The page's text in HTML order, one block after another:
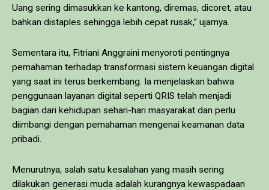
Uang sering dimasukkan ke kantong, diremas, dicoret, atau
bahkan distaples sehingga lebih cepat rusak,” ujarnya.
Sementara itu, Fitriani Anggraini menyoroti pentingnya
pemahaman terhadap transformasi sistem keuangan digital
yang saat ini terus berkembang. Ia menjelaskan bahwa
penggunaan layanan digital seperti QRIS telah menjadi
bagian dari kehidupan sehari-hari masyarakat dan perlu
diimbangi dengan pemahaman mengenai keamanan data
pribadi.
Menurutnya, salah satu kesalahan yang masih sering
dilakukan generasi muda adalah kurangnya kewaspadaan